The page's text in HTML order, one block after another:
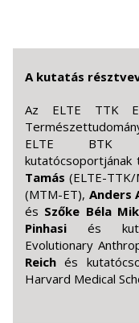
A kutatás
Az ELTE TTK
ELTE BTK
kutatócsoportjának
Tamás (ELTE-TTK/
(MTM-ET), Anders
és Szőke Béla
Pinhasi és
Evolutionary
Reich és
Harvard Medical